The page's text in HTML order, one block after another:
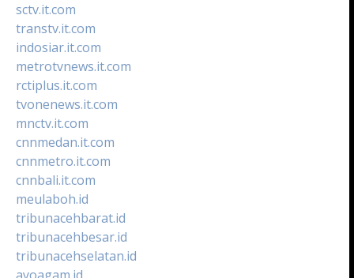
sctv.it.com
transtv.it.com
indosiar.it.com
metrotvnews.it.com
rctiplus.it.com
tvonenews.it.com
mnctv.it.com
cnnmedan.it.com
cnnmetro.it.com
cnnbali.it.com
meulaboh.id
tribunacehbarat.id
tribunacehbesar.id
tribunacehselatan.id
ayoagam.id